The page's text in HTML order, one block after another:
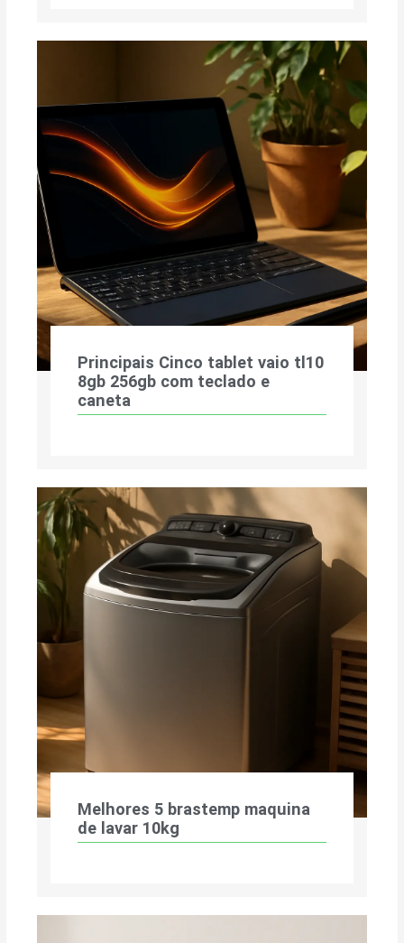
Principais Cinco tablet vaio tl10
8gb 256gb com teclado e
caneta
Melhores 5 brastemp maquina
de lavar 10kg